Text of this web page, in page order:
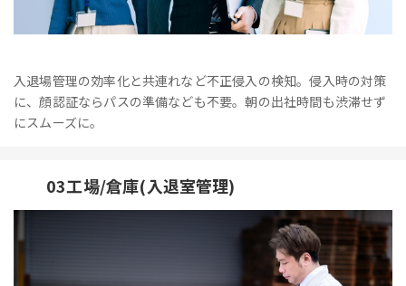
入退場管理の効率化と共連れなど不正侵入の検知。侵入時の対策
に、顔認証ならパスの準備なども不要。朝の出社時間も渋滞せず
にスムーズに。
03工場/倉庫(入退室管理)